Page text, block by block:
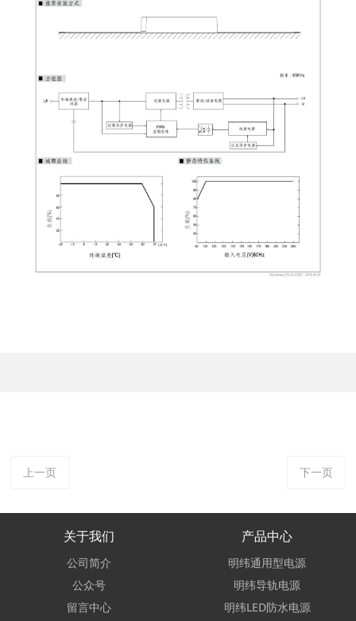
上一页 下一页
关于我们
公司简介
公众号
留言中心
产品中心
明纬通用型电源
明纬导轨电源
明纬LED防水电源